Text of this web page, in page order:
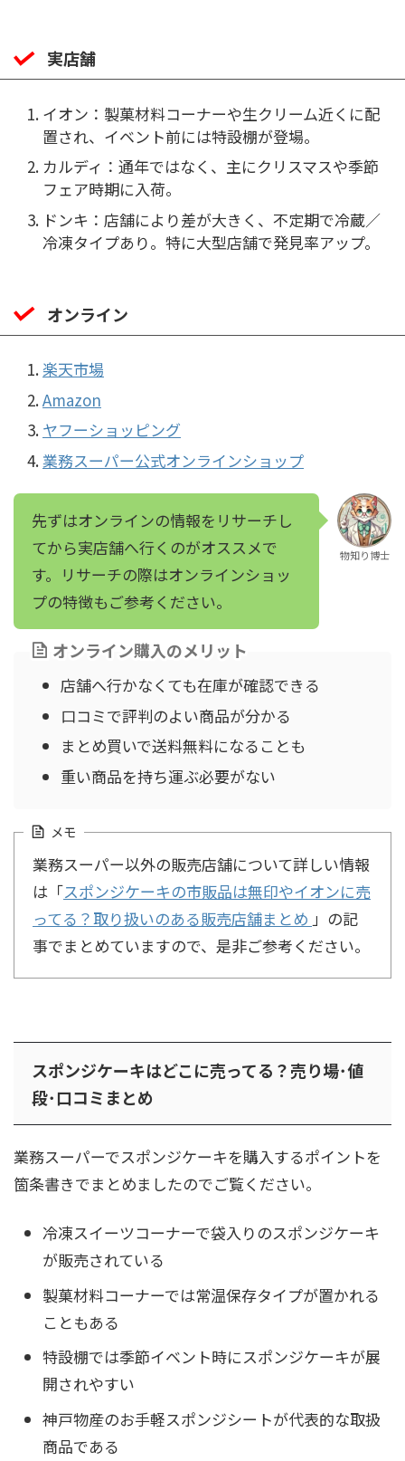
実店舗
イオン：製菓材料コーナーや生クリーム近くに配
置され、イベント前には特設棚が登場。
カルディ：通年ではなく、主にクリスマスや季節
フェア時期に入荷。
ドンキ：店舗により差が大きく、不定期で冷蔵／
冷凍タイプあり。特に大型店舗で発見率アップ。
オンライン
楽天市場
Amazon
ヤフーショッピング
業務スーパー公式オンラインショップ
先ずはオンラインの情報をリサーチし
てから実店舗へ行くのがオススメで
す。リサーチの際はオンラインショッ
プの特徴もご参考ください。
物知り博士
オンライン購入のメリット
店舗へ行かなくても在庫が確認できる
口コミで評判のよい商品が分かる
まとめ買いで送料無料になることも
重い商品を持ち運ぶ必要がない
メモ
業務スーパー以外の販売店舗について詳しい情報
は「スポンジケーキの市販品は無印やイオンに売
ってる？取り扱いのある販売店舗まとめ 」の記
事でまとめていますので、是非ご参考ください。
スポンジケーキはどこに売ってる？売り場･値
段･口コミまとめ
業務スーパーでスポンジケーキを購入するポイントを
箇条書きでまとめましたのでご覧ください。
冷凍スイーツコーナーで袋入りのスポンジケーキ
が販売されている
製菓材料コーナーでは常温保存タイプが置かれる
こともある
特設棚では季節イベント時にスポンジケーキが展
開されやすい
神戸物産のお手軽スポンジシートが代表的な取扱
商品である